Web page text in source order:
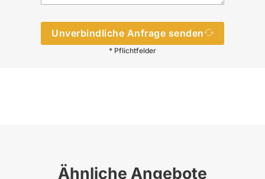
Unverbindliche Anfrage senden
* Pflichtfelder
Ähnliche Angebote